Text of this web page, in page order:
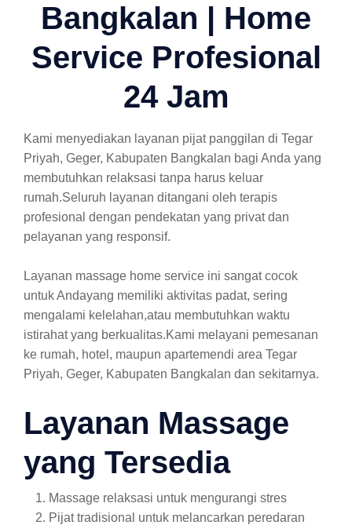
Bangkalan | Home
Service Profesional
24 Jam
Kami menyediakan layanan pijat panggilan di Tegar
Priyah, Geger, Kabupaten Bangkalan bagi Anda yang
membutuhkan relaksasi tanpa harus keluar
rumah.Seluruh layanan ditangani oleh terapis
profesional dengan pendekatan yang privat dan
pelayanan yang responsif.
Layanan massage home service ini sangat cocok
untuk Andayang memiliki aktivitas padat, sering
mengalami kelelahan,atau membutuhkan waktu
istirahat yang berkualitas.Kami melayani pemesanan
ke rumah, hotel, maupun apartemendi area Tegar
Priyah, Geger, Kabupaten Bangkalan dan sekitarnya.
Layanan Massage
yang Tersedia
Massage relaksasi untuk mengurangi stres
Pijat tradisional untuk melancarkan peredaran